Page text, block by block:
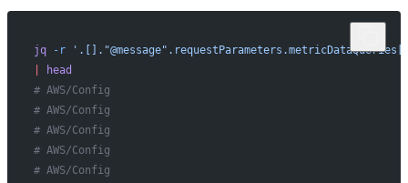
jq -r
head
# AWS/Config
# AWS/Config
# AWS/Config
# AWS/Config
# AWS/Config